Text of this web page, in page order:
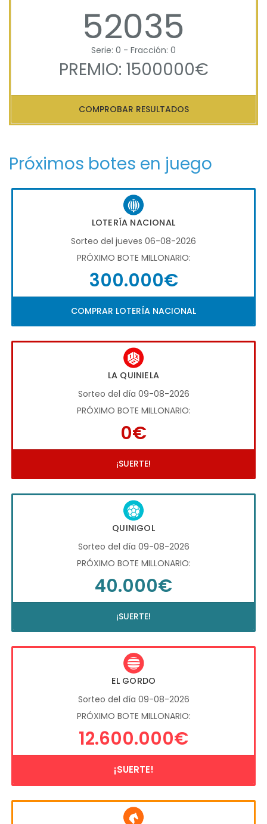
52035
Serie: 0 - Fracción: 0
PREMIO: 1500000€
COMPROBAR RESULTADOS
Próximos botes en juego
LOTERÍA NACIONAL
Sorteo del jueves 06-08-2026
PRÓXIMO BOTE MILLONARIO:
300.000€
COMPRAR LOTERÍA NACIONAL
LA QUINIELA
Sorteo del día 09-08-2026
PRÓXIMO BOTE MILLONARIO:
0€
¡SUERTE!
QUINIGOL
Sorteo del día 09-08-2026
PRÓXIMO BOTE MILLONARIO:
40.000€
¡SUERTE!
EL GORDO
Sorteo del día 09-08-2026
PRÓXIMO BOTE MILLONARIO:
12.600.000€
¡SUERTE!